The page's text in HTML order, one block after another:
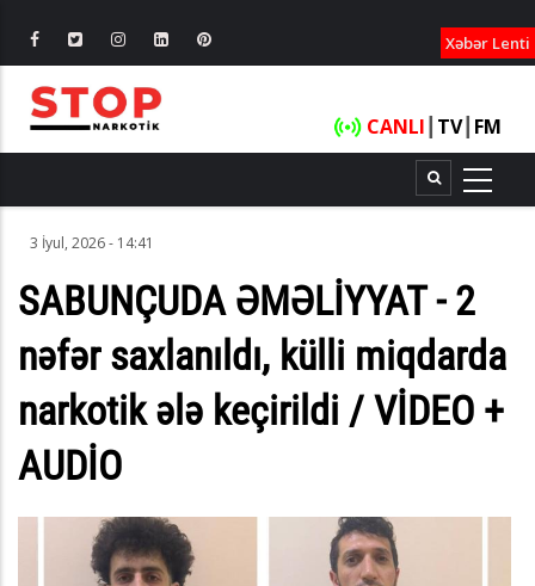
Xəbər Lenti
CANLI TV┃ FM
3 İyul, 2026 - 14:41
SABUNÇUDA ƏMƏLİYYAT - 2
nəfər saxlanıldı, külli miqdarda
narkotik ələ keçirildi / VİDEO +
AUDİO